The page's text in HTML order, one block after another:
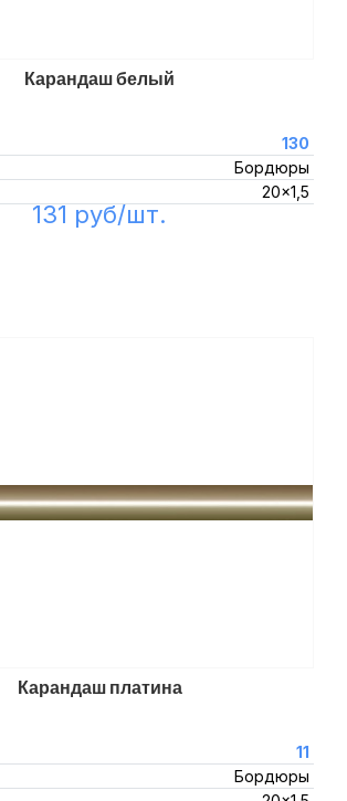
Карандаш белый
130
Бордюры
20x1,5
131 руб/шт.
Карандаш платина
11
Бордюры